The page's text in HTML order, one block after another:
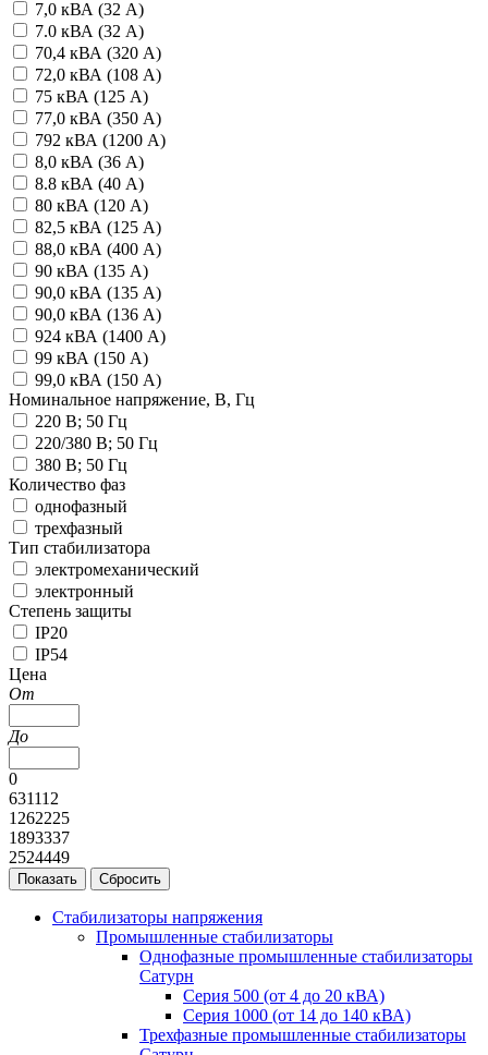
7,0 кВА (32 А)
7.0 кВА (32 А)
70,4 кВА (320 А)
72,0 кВА (108 А)
75 кВА (125 А)
77,0 кВА (350 А)
792 кВА (1200 А)
8,0 кВА (36 А)
8.8 кВА (40 А)
80 кВА (120 А)
82,5 кВА (125 А)
88,0 кВА (400 А)
90 кВА (135 А)
90,0 кВА (135 А)
90,0 кВА (136 А)
924 кВА (1400 А)
99 кВА (150 А)
99,0 кВА (150 А)
Номинальное напряжение, В, Гц
220 В; 50 Гц
220/380 В; 50 Гц
380 В; 50 Гц
Количество фаз
однофазный
трехфазный
Тип стабилизатора
электромеханический
электронный
Степень защиты
IP20
IP54
Цена
От
До
0
631112
1262225
1893337
2524449
Стабилизаторы напряжения
Промышленные стабилизаторы
Однофазные промышленные стабилизаторы
Сатурн
Серия 500 (от 4 до 20 кВА)
Серия 1000 (от 14 до 140 кВА)
Трехфазные промышленные стабилизаторы